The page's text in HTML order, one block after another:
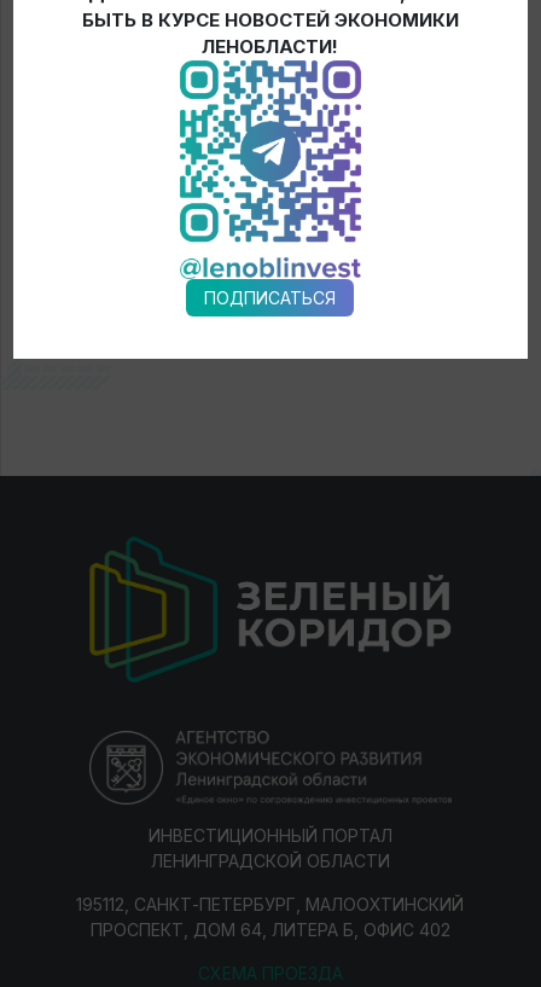
ИНВЕСТИЦИОННЫЙ ПОРТАЛ
ЛЕНИНГРАДСКОЙ ОБЛАСТИ
195112, САНКТ-ПЕТЕРБУРГ, МАЛООХТИНСКИЙ
ПРОСПЕКТ, ДОМ 64, ЛИТЕРА Б, ОФИС 402
СХЕМА ПРОЕЗДА
БЫТЬ В КУРСЕ НОВОСТЕЙ ЭКОНОМИКИ
ЛЕНОБЛАСТИ!
ПОДПИСАТЬСЯ